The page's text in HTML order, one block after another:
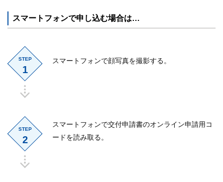
スマートフォンで申し込む場合は…
STEP
1
スマートフォンで顔写真を撮影する。
STEP
2
スマートフォンで交付申請書のオンライン申請用コ
ードを読み取る。